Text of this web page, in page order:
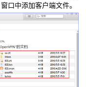
窗口中添加客户端文件。